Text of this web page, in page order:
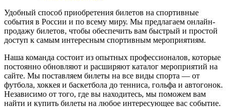
Удобный способ приобретения билетов на спортивные
события в России и по всему миру. Мы предлагаем онлайн-
продажу билетов, чтобы обеспечить вам быстрый и простой
доступ к самым интересным спортивным мероприятиям.
Наша команда состоит из опытных профессионалов, которые
постоянно обновляют и расширяют каталог мероприятий на
сайте. Мы поставляем билеты на все виды спорта — от
футбола, хоккея и баскетбола до тенниса, гольфа и автогонок.
Независимо от того, где вы находитесь, мы поможем вам
найти и купить билеты на любое интересующее вас событие.